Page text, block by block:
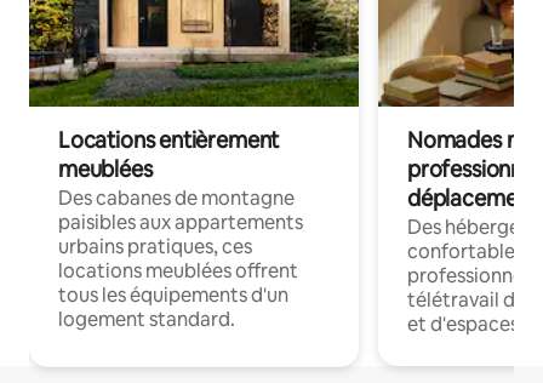
Locations entièrement
meublées
Des cabanes de montagne
paisibles aux appartements
urbains pratiques, ces
locations meublées offrent
tous les équipements d'un
logement standard.
Nomades
déplacement
Des
confortables
professionnels
télétravail
et d'espaces